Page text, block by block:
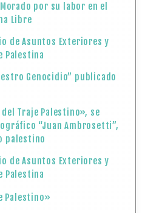
por su labor en el
Libre
de Asuntos Exteriores y
Palestina
Genocidio” publicado
Traje Palestino», se
“Juan Ambrosetti”,
palestino
de Asuntos Exteriores y
Palestina
Palestino»